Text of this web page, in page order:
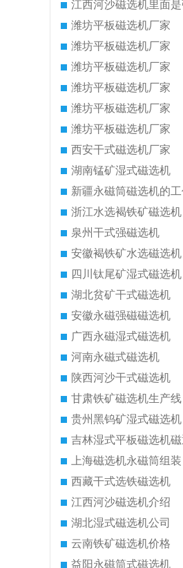
江西河沙磁选机里面
潍坊平板磁选机厂家
潍坊平板磁选机厂家
潍坊平板磁选机厂家
潍坊平板磁选机厂家
潍坊平板磁选机厂家
潍坊平板磁选机厂家
西安干式磁选机厂家
湖南锰矿湿式磁选机
新疆永磁筒磁选机的
浙江水选褐铁矿磁选机
泉州干式强磁选机
安徽褐铁矿水选磁选机
四川钛尾矿湿式磁选机
湖北贫矿干式磁选机
安徽永磁强磁磁选机
广西永磁湿式磁选机
河南永磁式磁选机
陕西河沙干式磁选机
甘肃铁矿磁选机生产线
贵州黑钨矿湿式磁选机
吉林湿式平板磁选机
上海磁选机永磁筒组装
西藏干式选铁磁选机
江西河沙磁选机介绍
湖北湿式磁选机公司
云南铁矿磁选机价格
益阳永磁筒式磁选机